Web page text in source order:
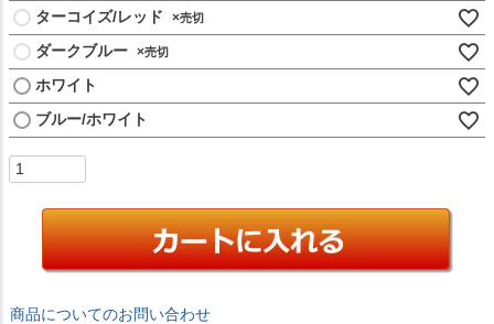
ターコイズ/レッド
×
ダークブルー ×
ホワイト
ブルー/ホワイト
商品についてのお問い合わせ